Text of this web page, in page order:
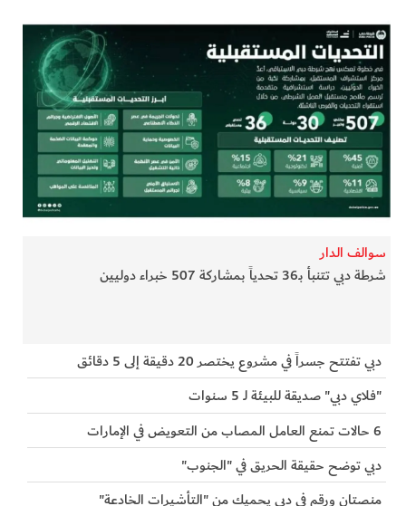
سوالف الدار
شرطة دبي تتنبأ بـ36 تحدياً بمشاركة 507 خبراء دوليين
دبي تفتتح جسراً في مشروع يختصر 20 دقيقة إلى 5 دقائق
"فلاي دبي" صديقة للبيئة لـ 5 سنوات
6 حالات تمنع العامل المصاب من التعويض في الإمارات
دبي توضح حقيقة الحريق في "الجنوب"
منصتان ورقم في دبي يحميك من "التأشيرات الخادعة"